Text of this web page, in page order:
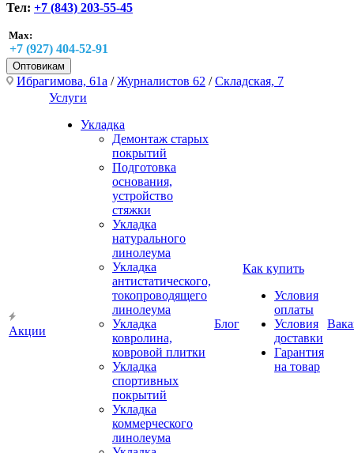
Тел: +7 (843) 203-55-45
Max:
+7 (927) 404-52-91
Оптовикам
Ибрагимова, 61а /Журналистов 62 /Складская, 7
Акции
Услуги
Укладка
Демонтаж старых
покрытий
Подготовка
основания,
устройство
стяжки
Укладка
натурального
линолеума
Укладка
антистатического,
токопроводящего
линолеума
Укладка
ковролина,
ковровой плитки
Укладка
спортивных
покрытий
Укладка
коммерческого
линолеума
Блог
Как купить
Условия
оплаты
Условия
доставки
Гарантия
на товар